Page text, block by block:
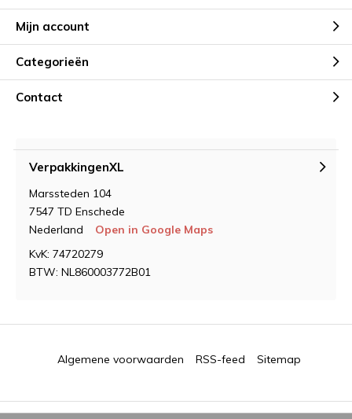
Mijn account
Categorieën
Contact
VerpakkingenXL
Marssteden 104
7547 TD Enschede
Nederland
Open in Google Maps
KvK: 74720279
BTW: NL860003772B01
Algemene voorwaarden RSS-feed Sitemap